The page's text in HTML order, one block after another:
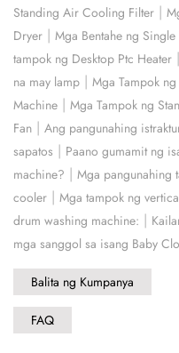
Standing Air Cooling Filter |
Dryer | Mga Bentahe ng
tampok ng Desktop Ptc Heater |
na may lamp | Mga Tampok
Machine | Mga Tampok ng
Fan | Ang pangunahing
sapatos | Paano gumamit ng
machine? | Mga pangunahing
cooler | Mga tampok ng
drum washing machine: |
mga sanggol sa isang Baby
Balita ng Kumpanya
FAQ